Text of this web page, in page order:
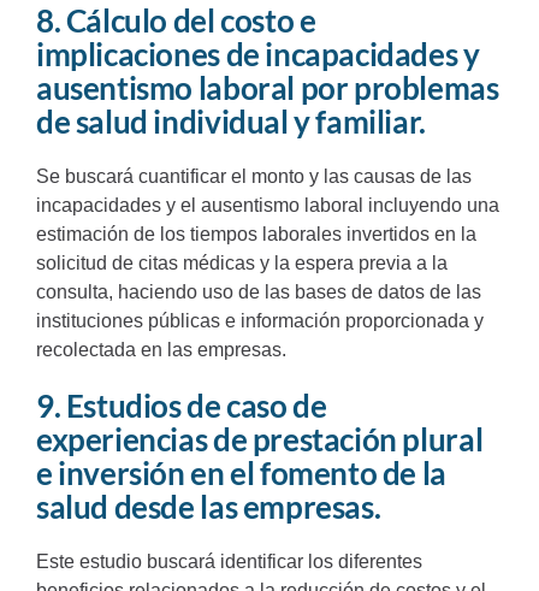
8. Cálculo del costo e
implicaciones de incapacidades y
ausentismo laboral por problemas
de salud individual y familiar.
Se buscará cuantificar el monto y las causas de las
incapacidades y el ausentismo laboral incluyendo una
estimación de los tiempos laborales invertidos en la
solicitud de citas médicas y la espera previa a la
consulta, haciendo uso de las bases de datos de las
instituciones públicas e información proporcionada y
recolectada en las empresas.
9. Estudios de caso de
experiencias de prestación plural
e inversión en el fomento de la
salud desde las empresas.
Este estudio buscará identificar los diferentes